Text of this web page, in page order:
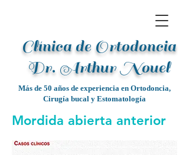
Clínica de Ortodoncia
Dr. Arthur Nouel
Más de 50 años de experiencia en Ortodoncia,
Cirugía bucal y Estomatología
Mordida abierta anterior